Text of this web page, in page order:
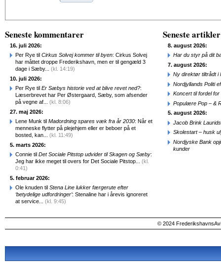
Seneste kommentarer
16. juli 2026:
Per Rye til Cirkus Solvej kommer til byen: Cirkus Solvej
har måttet droppe Frederikshavn, men er til gengæld 3
dage i Sæby... (kl. 14:19)
10. juli 2026:
Per Rye til Er Sæbys historie ved at blive revet ned?:
Læserbrevet har Per Østergaard, Sæby, som afsender
på vegne af... (kl. 8:06)
27. maj 2026:
Lene Munk til Madordning spares væk fra år 2030: Når et
menneske flytter på plejehjem eller er beboer på et
bosted, kan... (kl. 11:49)
5. marts 2026:
Connie til Det Sociale Pitstop udvider til Skagen og Sæby:
Jeg har ikke meget til overs for Det Sociale Pitstop... (kl.
0:41)
5. februar 2026:
Ole knuden til Stena Line lukker færgerute efter
‘betydelige udfordringer’: Stenaline har i årevis ignoreret
at service... (kl. 9:45)
Seneste artikler
8. august 2026:
Har du styr på dit
7. august 2026:
Ny direktør tiltrådt i
Nordjyllands Politi
Koncert til fordel
Populære Pop – &
5. august 2026:
Jacob Brink
Skolestart – husk
Nordjyske Bank
kunder
© 2024